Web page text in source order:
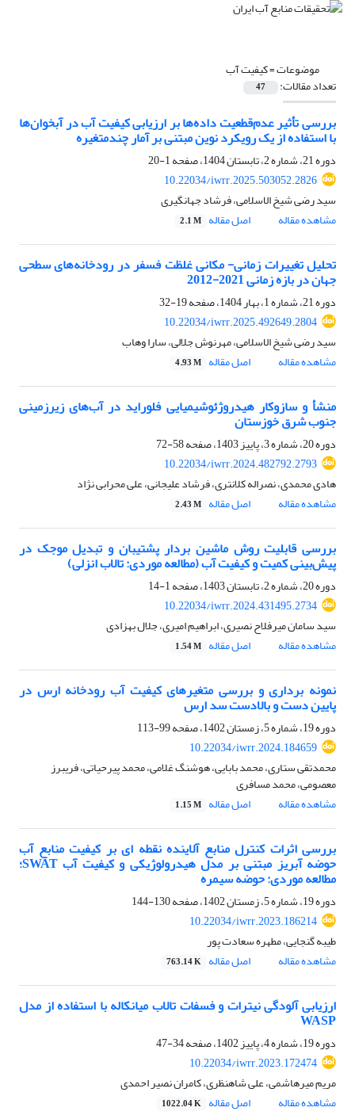
موضوعات =کیفیت آب
تعداد مقالات: 47
بررسی تأثیر عدم‌قطعیت داده‌ها بر ارزیابی کیفیت آب در آبخوان‌ها
با استفاده از یک رویکرد نوین مبتنی بر آمار چندمتغیره
دوره 21، شماره 2، تابستان 1404، صفحه
1-20
10.22034/iwrr.2025.503052.2826
سید رضی شیخ الاسلامی، فرشاد جهانگیری
مشاهده مقاله
اصل مقاله 2.1 M
تحلیل تغییرات زمانی- مکانی غلظت فسفر در رودخانه‌های سطحی
جهان در بازه زمانی 2021-2012
دوره 21، شماره 1، بهار 1404، صفحه
19-32
10.22034/iwrr.2025.492649.2804
سید رضی شیخ الاسلامی، مهرنوش جلالی، سارا وهاب
مشاهده مقاله
اصل مقاله 4.93 M
منشأ و سازوکار هیدروژئوشیمیایی فلوراید در آب‌های زیرزمینی
جنوب شرق خوزستان
دوره 20، شماره 3، پاییز 1403، صفحه
58-72
10.22034/iwrr.2024.482792.2793
هادی محمدی، نصراله کلانتری، فرشاد علیجانی، علی محرابی نژاد
مشاهده مقاله
اصل مقاله 2.43 M
بررسی قابلیت روش ماشین بردار پشتیبان و تبدیل موجک در
پیش‌بینی کمیت و کیفیت آب (مطالعه موردی: تالاب انزلی)
دوره 20، شماره 2، تابستان 1403، صفحه
1-14
10.22034/iwrr.2024.431495.2734
سید سامان میرفلاح نصیری، ابراهیم امیری، جلال بهزادی
مشاهده مقاله
اصل مقاله 1.54 M
نمونه‏ برداری و بررسی متغیرهای کیفیت آب رودخانه ارس در
پایین دست و بالادست سد ارس
دوره 19، شماره 5، زمستان 1402، صفحه
99-113
10.22034/iwrr.2024.184659
محمدتقی ستاری، محمد بابایی، هوشنگ غلامی، محمد پیرحیاتی، فریبرز
معصومی، محمد مسافری
مشاهده مقاله
اصل مقاله 1.15 M
بررسی اثرات کنترل منابع آلاینده نقطه‎ ای بر کیفیت منابع آب
حوضه آبریز مبتنی بر مدل هیدرولوژیکی و کیفیت آب SWAT؛
مطالعه موردی: حوضه سیمره
دوره 19، شماره 5، زمستان 1402، صفحه
130-144
10.22034/iwrr.2023.186214
طیبه گنجایی، مطهره سعادت پور
مشاهده مقاله
اصل مقاله 763.14 K
ارزیابی آلودگی نیترات و فسفات تالاب میانکاله با استفاده از مدل
WASP
دوره 19، شماره 4، پاییز 1402، صفحه
34-47
10.22034/iwrr.2023.172474
مریم میرهاشمی، علی شاهنظری، کامران نصیر احمدی
مشاهده مقاله
اصل مقاله 1022.04 K